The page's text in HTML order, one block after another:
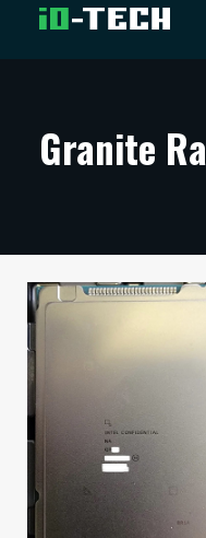
ARTIKKELIT
TECHBBS
TIETOA
HINTA.FI
VAIHDA TEEMA
Granite